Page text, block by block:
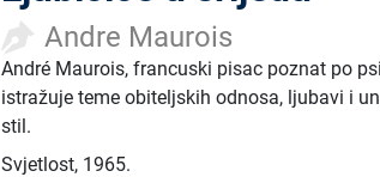
Andre Maurois
André Maurois, francuski pisac poznat po
istražuje teme obiteljskih odnosa, ljubavi i
stil.
Svjetlost, 1965.